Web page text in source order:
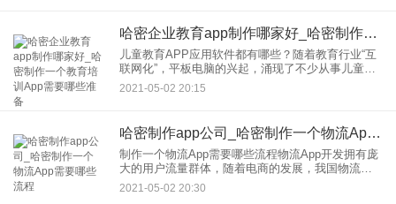
哈密企业教育app制作哪家好_哈密制作一个教育培训App需要哪些准备
儿童教育APP应用软件都有哪些？随着教育行业“互
联网化”，平板电脑的兴起，涌现了不少从事儿童教
育软件的企业，关注儿童教育与移动互联网结合的
商机，那么，关于儿童教育APP，都有哪些应用软
2021-05-02 20:15
哈密制作app公司_哈密制作一个物流App需要哪些流程
制作一个物流App需要哪些流程物流App开发拥有庞
大的用户流量群体，随着电商的发展，我国物流行
业杂迅猛的发展。从货运企业需要物流运输到普通
的用户，网上购物的发展，物流快递成为了用户生
2021-05-02 20:30